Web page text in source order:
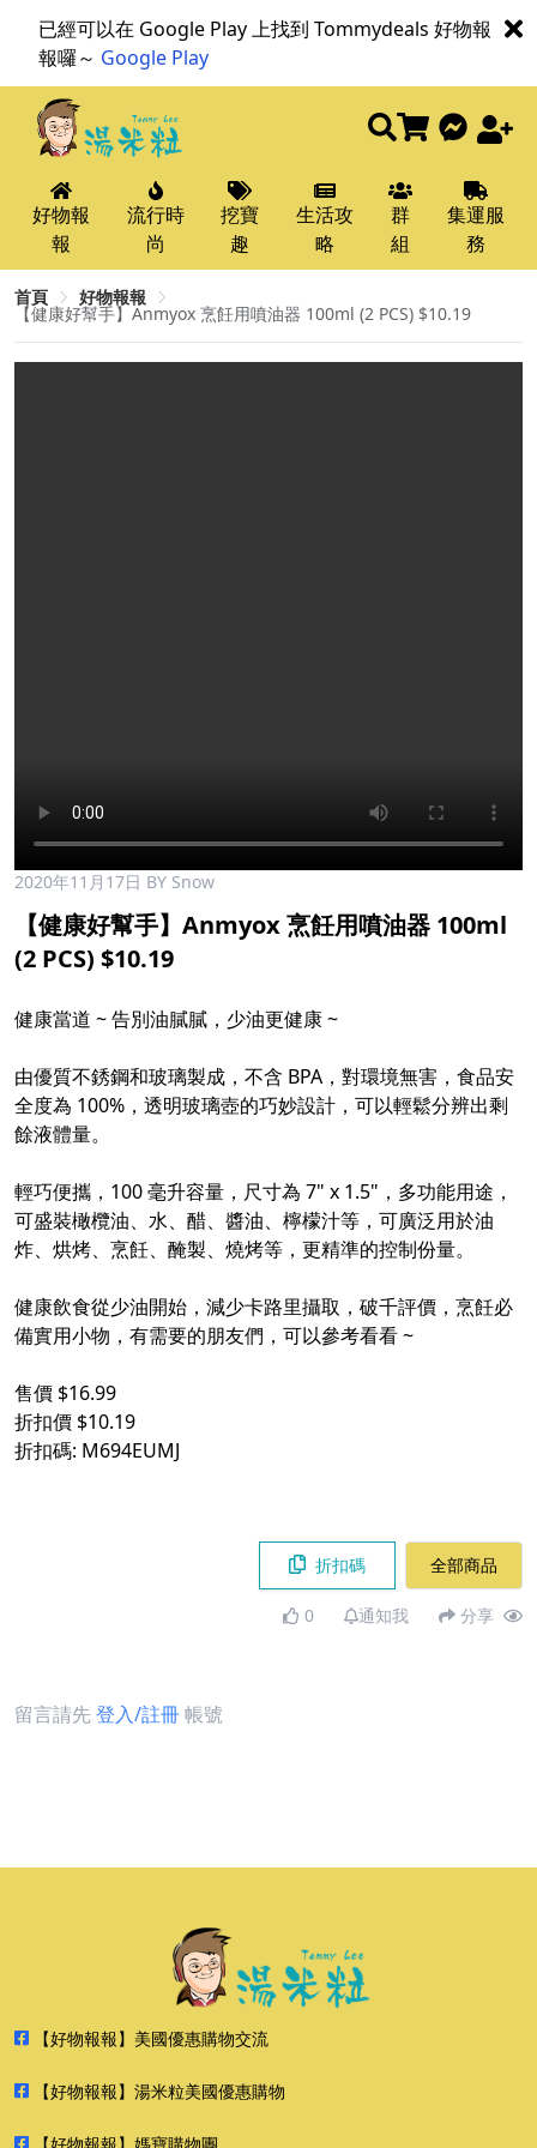
已經可以在 Google Play 上找到 Tommydeals 好物報
報囉～ Google Play
好物報
報
流行時
尚
挖寶
趣
生活攻
略
群
組
集運服
務
首頁 好物報報
【健康好幫手】Anmyox 烹飪用噴油器 100ml (2 PCS) $10.19
2020年11月17日 BY Snow
【健康好幫手】Anmyox 烹飪用噴油器 100ml
(2 PCS) $10.19
健康當道 ~ 告別油膩膩，少油更健康 ~
由優質不銹鋼和玻璃製成，不含 BPA，對環境無害，食品安
全度為 100%，透明玻璃壺的巧妙設計，可以輕鬆分辨出剩
餘液體量。
輕巧便攜，100 毫升容量，尺寸為 7" x 1.5"，多功能用途，
可盛裝橄欖油、水、醋、醬油、檸檬汁等，可廣泛用於油
炸、烘烤、烹飪、醃製、燒烤等，更精準的控制份量。
健康飲食從少油開始，減少卡路里攝取，破千評價，烹飪必
備實用小物，有需要的朋友們，可以參考看看 ~
售價 $16.99
折扣價 $10.19
折扣碼: M694EUMJ
折扣碼 全部商品
0 通知我 分享
留言請先登入/註冊帳號
【好物報報】美國優惠購物交流
【好物報報】湯米粒美國優惠購物
【好物報報】媽寶購物團